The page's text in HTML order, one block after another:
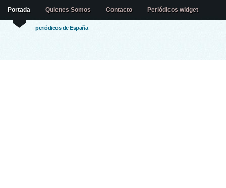
periódicos de España
Portada Quienes Somos Contacto Periódicos widget